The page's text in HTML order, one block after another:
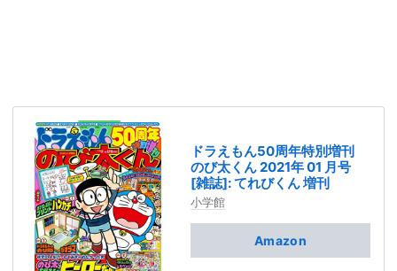
ドラえもん50周年特別増刊
のび太くん 2021年 01 月号
[雑誌]: てれびくん 増刊
小学館
Amazon